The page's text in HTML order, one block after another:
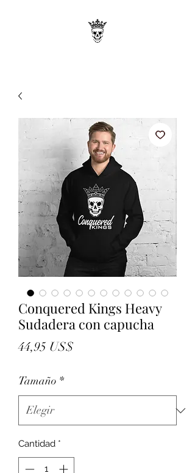
Conquered Kings Heavy
Sudadera con capucha
44,95 US$
Tamaño *
Cantidad *